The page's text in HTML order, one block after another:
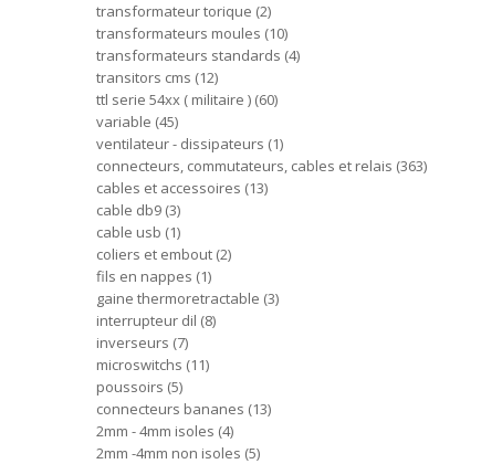
transformateur torique 2
transformateurs moules 10
transformateurs standards 4
transitors cms 12
ttl serie 54xx ( militaire ) 60
variable 45
ventilateur - dissipateurs 1
connecteurs, commutateurs, cables et relais 363
cables et accessoires 13
cable db9 3
cable usb 1
coliers et embout 2
fils en nappes 1
gaine thermoretractable 3
interrupteur dil 8
inverseurs 7
microswitchs 11
poussoirs 5
connecteurs bananes 13
2mm - 4mm isoles 4
2mm -4mm non isoles 5